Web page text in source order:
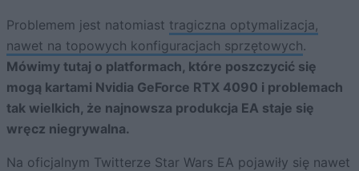
Problemem jest natomiast tragiczna optymalizacja,
nawet na topowych konfiguracjach sprzętowych.
Mówimy tutaj o platformach, które poszczycić się
mogą kartami Nvidia GeForce RTX 4090 i problemach
tak wielkich, że najnowsza produkcja EA staje się
wręcz niegrywalna.
Na oficjalnym Twitterze Star Wars EA pojawiły się nawet